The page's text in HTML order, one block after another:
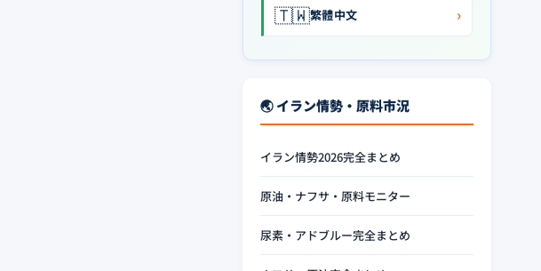
🇹🇼繁體中文 ›
🌏 イラン情勢・原料市況
イラン情勢2026完全まとめ
原油・ナフサ・原料モニター
尿素・アドブルー完全まとめ